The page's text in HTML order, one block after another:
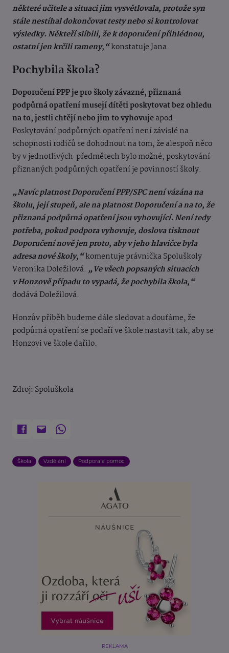
některé učitele a situaci jim vysvětlovala, protože syn
stále nestíhal dokončovat testy nebo si kontrolovat
výsledky. Někteří slíbili, že k doporučení přihlédnou,
ostatní jen krčili rameny,“konstatuje Jana.
Pochybila škola?
Doporučení PPP je pro školy závazné, přiznaná
podpůrná opatření musejí dítěti poskytovat bez ohledu
na to, jestli chtějí nebo jim to vyhovujeapod.
Poskytování podpůrných opatření není závislé na
schopnosti rodičů se dohodnout na tom, že alespoň něco
by v jednotlivých předmětech bylo možné, poskytování
přiznaných podpůrných opatření je povinností školy.
„Navíc platnost Doporučení PPP/SPC není vázána na
školu, její stupeň, ale na platnost Doporučení a na to, že
přiznaná podpůrná opatření jsou vyhovující. Není tedy
potřeba, pokud podpora vyhovuje, doslova tisknout
Doporučení nově jen proto, aby v jeho hlavičce byla
adresa nové školy,“komentuje právnička Spoluškoly
Veronika Doležilová. „Ve všech popsaných situacích
v Honzově případu to vypadá, že pochybila škola,“
dodává Doležilová.
Honzův příběh budeme dále sledovat a doufáme, že
podpůrná opatření se podaří ve škole nastavit tak, aby se
Honzovi ve škole dařilo.
Zdroj: Spoluškola
Škola Vzdělání Podpora a pomoc
REKLAMA